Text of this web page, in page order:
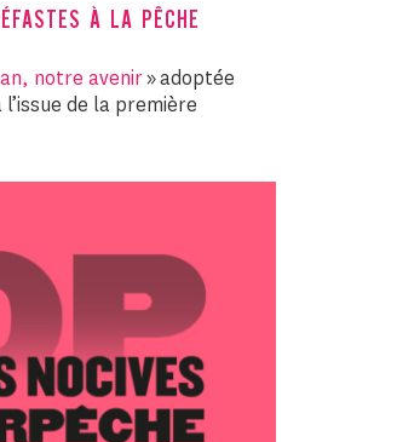
À LA PÊCHE
notre avenir» adoptée
de la première